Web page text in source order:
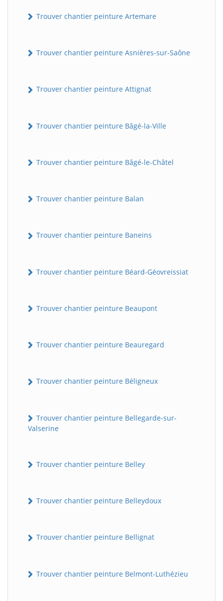
Trouver chantier peinture Artemare
Trouver chantier peinture Asnières-sur-Saône
Trouver chantier peinture Attignat
Trouver chantier peinture Bâgé-la-Ville
Trouver chantier peinture Bâgé-le-Châtel
Trouver chantier peinture Balan
Trouver chantier peinture Baneins
Trouver chantier peinture Béard-Géovreissiat
Trouver chantier peinture Beaupont
Trouver chantier peinture Beauregard
Trouver chantier peinture Béligneux
Trouver chantier peinture Bellegarde-sur-
Valserine
Trouver chantier peinture Belley
Trouver chantier peinture Belleydoux
Trouver chantier peinture Bellignat
Trouver chantier peinture Belmont-Luthézieu